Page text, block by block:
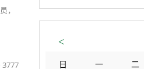
，
3777
<
日 一 二